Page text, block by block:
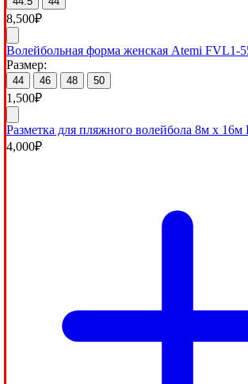
8,500₽
Волейбольная форма женская Atemi FVL1-
Размер:
44 46 48 50
1,500₽
Разметка для пляжного волейбола 8м х
4,000₽